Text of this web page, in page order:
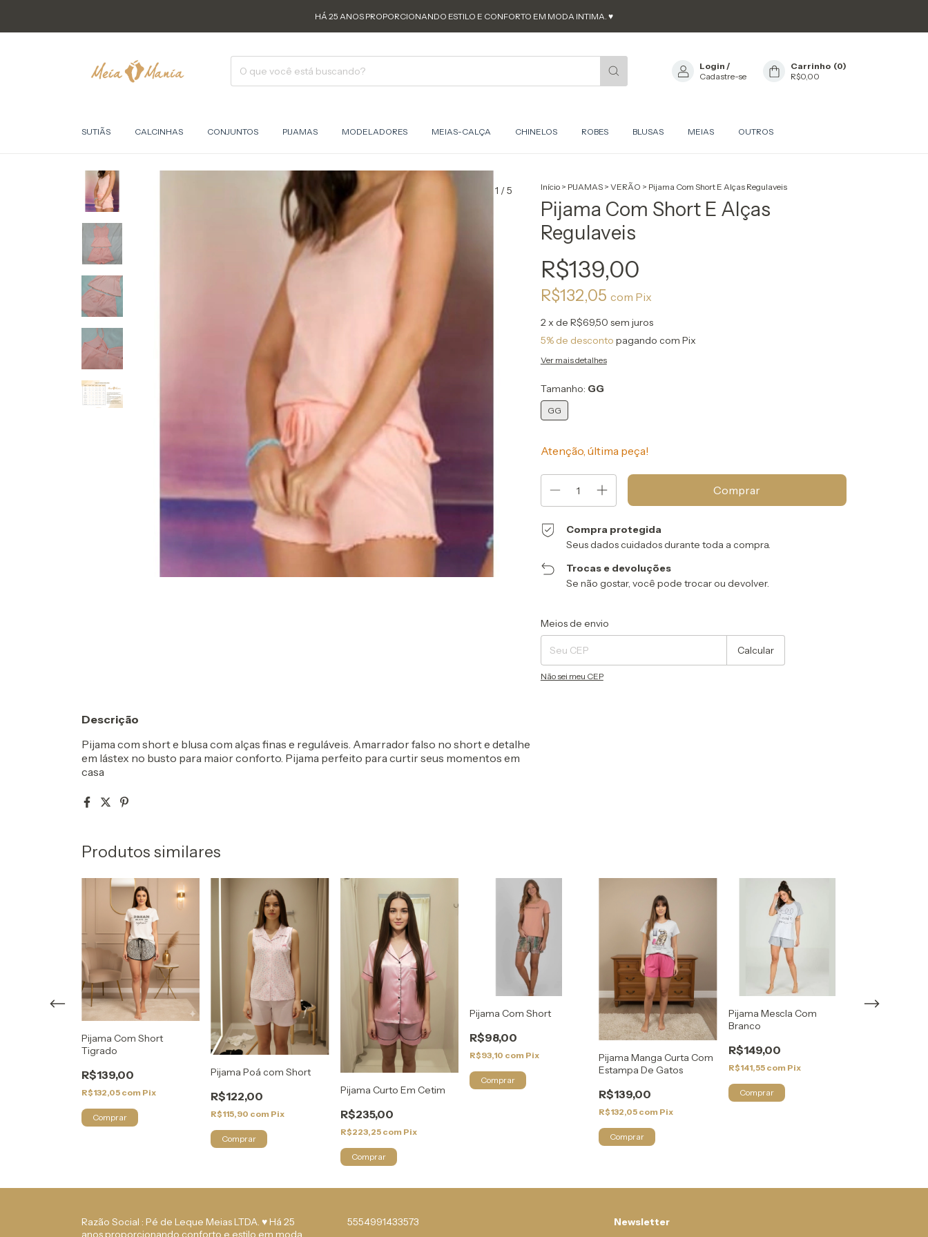
HÁ 25 ANOS PROPORCIONANDO ESTILO E CONFORTO EM MODA INTIMA. ♥
Login /
Cadastre-se
Carrinho (0)
R$0,00
SUTIÃS CALCINHAS CONJUNTOS PIJAMAS MODELADORES MEIAS-CALÇA CHINELOS ROBES BLUSAS MEIAS OUTROS
1 /5 Início > PIJAMAS > VERÃO > Pijama Com Short E Alças Regulaveis
Pijama Com Short E Alças
Regulaveis
R$139,00
R$132,05 com Pix
2x de R$69,50 sem juros
5% de desconto pagando com Pix
Ver mais detalhes
Tamanho: GG
GG
Atenção, última peça!
Compra protegida
Seus dados cuidados durante toda a compra.
Trocas e devoluções
Se não gostar, você pode trocar ou devolver.
Entregas para o CEP:
Meios de envio
Calcular
Não sei meu CEP
Descrição
Pijama com short e blusa com alças finas e reguláveis. Amarrador falso no short e detalhe
em lástex no busto para maior conforto. Pijama perfeito para curtir seus momentos em
casa
Produtos similares
Pijama Com Short
Tigrado
R$139,00
R$132,05 com Pix
Comprar
Pijama Poá com Short
R$122,00
R$115,90 com Pix
Comprar
Pijama Curto Em Cetim
R$235,00
R$223,25 com Pix
Comprar
Pijama Com Short
R$98,00
R$93,10 com Pix
Comprar
Pijama Manga Curta Com
Estampa De Gatos
R$139,00
R$132,05 com Pix
Comprar
Pijama Mescla Com
Branco
R$149,00
R$141,55 com Pix
Comprar
Razão Social : Pé de Leque Meias LTDA. ♥ Há 25
anos proporcionando conforto e estilo em moda
5554991433573 Newsletter